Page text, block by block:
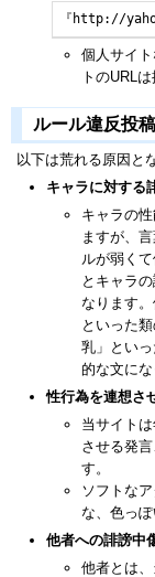
『http://
個人サイ
トのURL
ルール違反投
以下は荒れる原因と
キャラに対する
キャラの
ますが、
ルが弱く
とキャラ
なります
といった
乳」とい
的な文にな
性行為を連想さ
当サイト
させる発
す。
ソフトな
な、色っ
他者への誹謗中
他者とは